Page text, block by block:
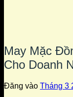
May Mặc
Cho Doanh
Đăng vào Tháng 3